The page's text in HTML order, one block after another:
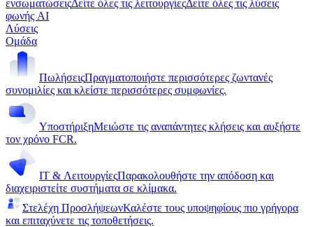
ενσωματώσειςΔείτε όλες τις λειτουργίεςΔείτε όλες τις λύσεις
φωνής AI
Λύσεις
Ομάδα
ΠωλήσειςΠραγματοποιήστε περισσότερες ζωντανές
συνομιλίες και κλείστε περισσότερες συμφωνίες.
ΥποστήριξηΜειώστε τις αναπάντητες κλήσεις και αυξήστε
τον χρόνο FCR.
IT & ΛειτουργίεςΠαρακολουθήστε την απόδοση και
διαχειριστείτε συστήματα σε κλίμακα.
Στελέχη ΠροσλήψεωνΚαλέστε τους υποψηφίους πιο γρήγορα
και επιταχύνετε τις τοποθετήσεις.